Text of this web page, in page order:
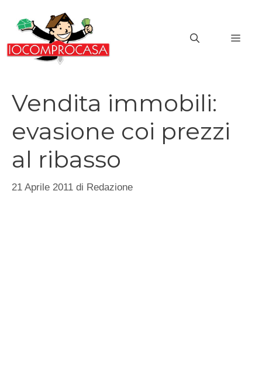
contenuto
Vendita immobili:
evasione coi prezzi
al ribasso
21 Aprile 2011 di Redazione